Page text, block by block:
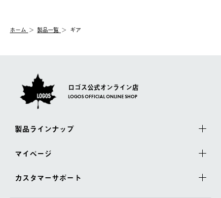
【配送業者】
佐川急便にて配送されます。
一度お手元の商品を返品いただき、ご希望商品を再注文してくだ
ホーム 製品一覧 ギア
ロゴス公式オンライン店
LOGOS OFFICIAL ONLINE SHOP
製品ラインナップ
マイページ
カスタマーサポート